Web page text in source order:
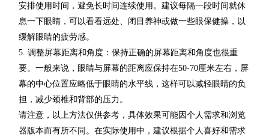
安排使用时间，避免长时间连续使用。建议每隔一段时间就休
息一下眼睛，可以看看远处、闭目养神或做一些眼保健操，以
缓解眼睛的疲劳感。
5. 调整屏幕距离和角度：保持正确的屏幕距离和角度也很重
要。一般来说，眼睛与屏幕的距离应保持在50-70厘米左右，屏
幕的中心位置应略低于眼睛的水平线，这样可以减轻眼睛的负
担，减少颈椎和背部的压力。
请注意，以上方法仅供参考，具体效果可能因个人需求和浏览
器版本而有所不同。在实际使用中，建议根据个人喜好和需求